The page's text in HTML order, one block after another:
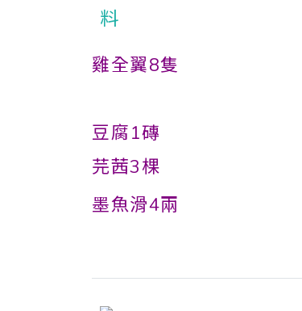
雞全翼8隻
豆腐1磚
芫茜3棵
墨魚滑4兩